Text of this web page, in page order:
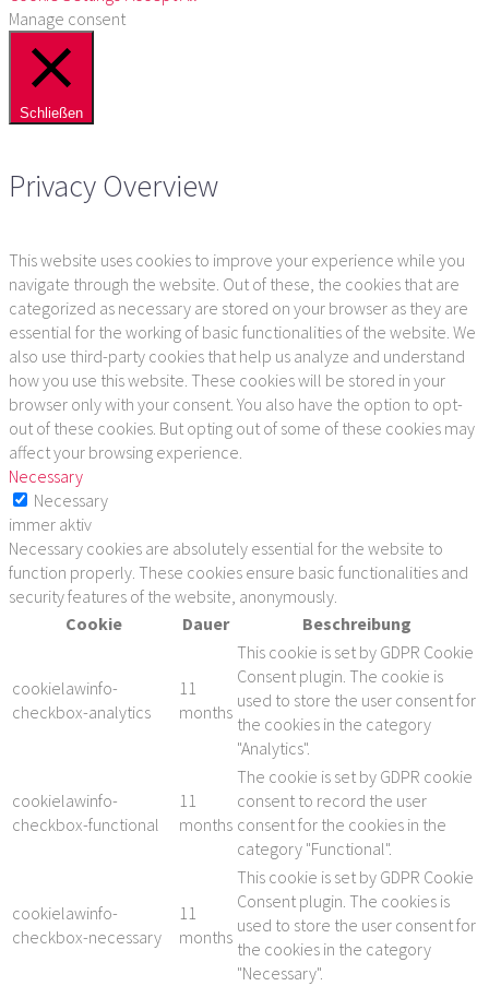
Manage consent
Schließen
Privacy Overview
This website uses cookies to improve your experience while you
navigate through the website. Out of these, the cookies that are
categorized as necessary are stored on your browser as they are
essential for the working of basic functionalities of the website. We
also use third-party cookies that help us analyze and understand
how you use this website. These cookies will be stored in your
browser only with your consent. You also have the option to opt-
out of these cookies. But opting out of some of these cookies may
affect your browsing experience.
Necessary
Necessary
immer aktiv
Necessary cookies are absolutely essential for the website to
function properly. These cookies ensure basic functionalities and
security features of the website, anonymously.
Cookie
Dauer Beschreibung
cookielawinfo-
checkbox-analytics
11
months
This cookie is set by GDPR Cookie
Consent plugin. The cookie is
used to store the user consent for
the cookies in the category
"Analytics".
cookielawinfo-
checkbox-functional
11
months
The cookie is set by GDPR cookie
consent to record the user
consent for the cookies in the
category "Functional".
cookielawinfo-
checkbox-necessary
11
months
This cookie is set by GDPR Cookie
Consent plugin. The cookies is
used to store the user consent for
the cookies in the category
"Necessary".